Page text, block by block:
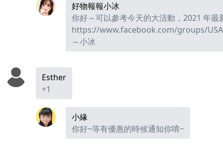
好物報報小冰
你好～可以參考今天的大活動，2021 年最
https://www.facebook.com/groups/
～小冰
Esther
+1
小緣
你好~等有優惠的時候通知你唷~